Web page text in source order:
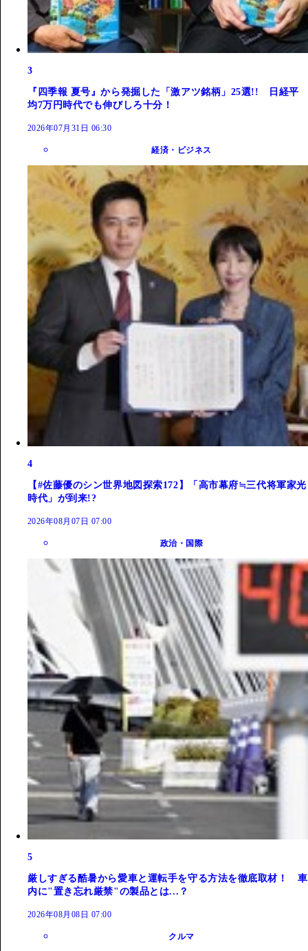
3
『四季報 夏号』から発掘した「激アツ銘柄」25選!! 日経平
均7万円時代でも伸びしろ十分！
2026年07月31日 06:30
経済・ビジネス
4
【#佐藤優のシン世界地図探索172】「高市幕府≒三代将軍家光
時代」が到来!?
2026年08月07日 07:00
政治・国際
5
厳しすぎる酷暑から愛車と運転手を守る方法を徹底取材！ 車
内に"置き忘れ厳禁"の製品とは...？
2026年08月08日 07:00
クルマ